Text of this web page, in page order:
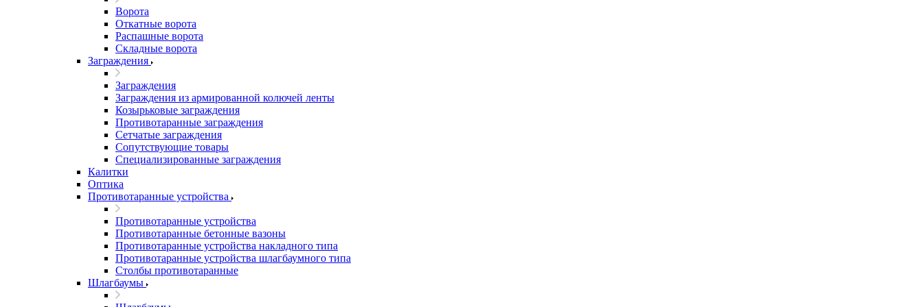
Ворота
Откатные ворота
Распашные ворота
Складные ворота
Заграждения
Заграждения
Заграждения из армированной колючей ленты
Козырьковые заграждения
Противотаранные заграждения
Сетчатые заграждения
Сопутствующие товары
Специализированные заграждения
Калитки
Оптика
Противотаранные устройства
Противотаранные устройства
Противотаранные бетонные вазоны
Противотаранные устройства накладного типа
Противотаранные устройства шлагбаумного типа
Столбы противотаранные
Шлагбаумы